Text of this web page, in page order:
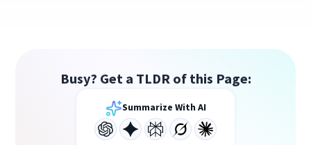
Busy? Get a TLDR of this Page:
Summarize With AI